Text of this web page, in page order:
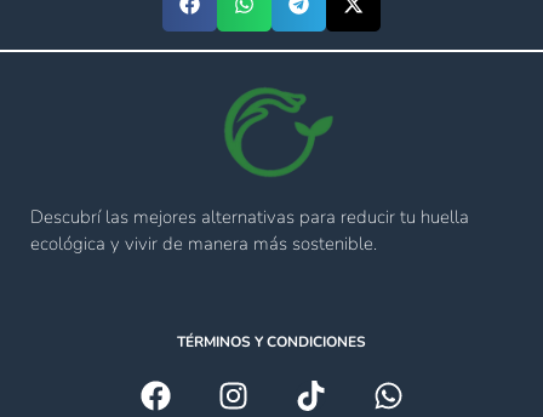
Descubrí las mejores alternativas para reducir tu huella
ecológica y vivir de manera más sostenible.
TÉRMINOS Y CONDICIONES